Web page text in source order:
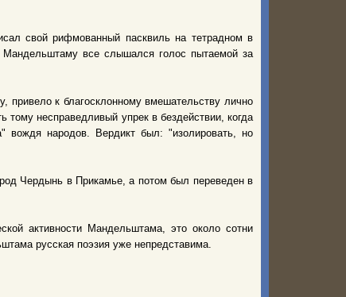
свой рифмованный пасквиль на тетрадном в
Мандельштаму все слышался голос пытаемой за
привело к благосклонному вмешательству лично
тому несправедливый упрек в бездействии, когда
вождя народов. Вердикт был: "изолировать, но
Чердынь в Прикамье, а потом был переведен в
активности Мандельштама, это около сотни
русская поэзия уже непредставима.